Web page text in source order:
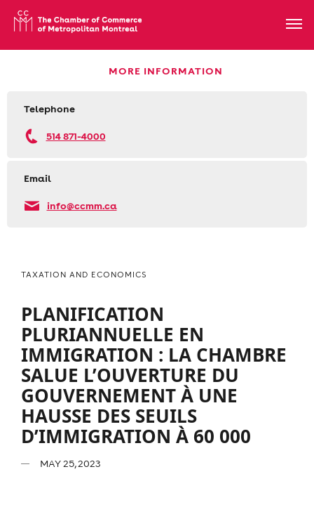
MORE INFORMATION
Telephone
514 871-4000
Email
info@ccmm.ca
TAXATION AND ECONOMICS
PLANIFICATION
PLURIANNUELLE EN
IMMIGRATION : LA CHAMBRE
SALUE L’OUVERTURE DU
GOUVERNEMENT À UNE
HAUSSE DES SEUILS
D’IMMIGRATION À 60 000
MAY 25, 2023